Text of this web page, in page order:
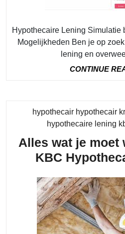
Hypothecaire Lening Simulatie
Mogelijkheden Ben je op
lening en
CONTINUE
hypothecair hypothecair
hypothecaire lening
Alles wat je moet
KBC